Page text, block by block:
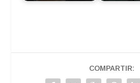
COMPARTIR: